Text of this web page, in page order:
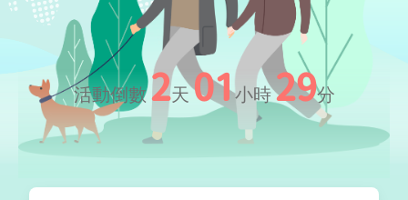
活動倒數 2天 01小時29分